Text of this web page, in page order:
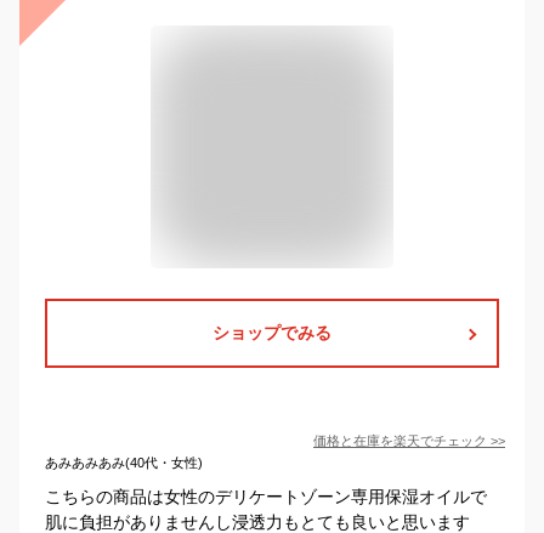
ショップでみる
価格と在庫を楽天でチェック >>
あみあみあみ(40代・女性)
こちらの商品は女性のデリケートゾーン専用保湿オイルで
肌に負担がありませんし浸透力もとても良いと思います